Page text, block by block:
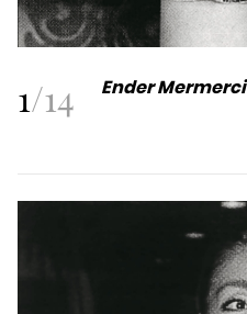
1/14 Ender Mermerci